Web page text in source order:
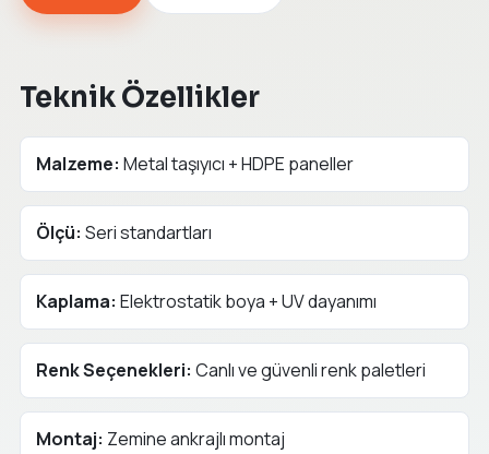
Teknik Özellikler
Malzeme: Metal taşıyıcı + HDPE paneller
Ölçü: Seri standartları
Kaplama: Elektrostatik boya + UV dayanımı
Renk Seçenekleri: Canlı ve güvenli renk paletleri
Montaj: Zemine ankrajlı montaj